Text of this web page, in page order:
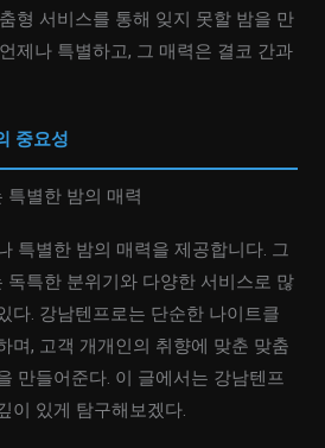
형 서비스를 통해 잊지 못할 밤을 만
제나 특별하고, 그 매력은 결코 간과
중요성
특별한 밤의 매력
특별한 밤의 매력을 제공합니다. 그
독특한 분위기와 다양한 서비스로 많
다. 강남텐프로는 단순한 나이트클
며, 고객 개개인의 취향에 맞춘 맞춤
만들어준다. 이 글에서는 강남텐프
이 있게 탐구해보겠다.